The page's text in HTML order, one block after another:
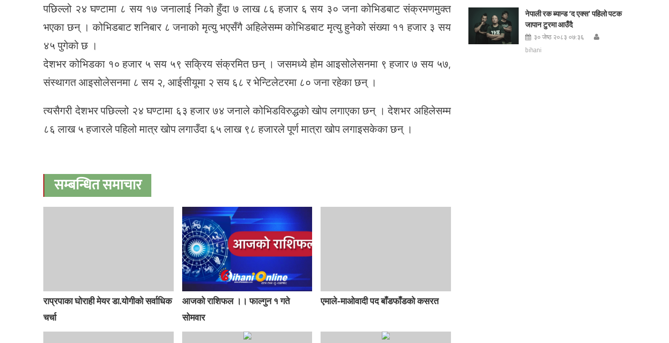
पछिल्लो २४ घण्टामा ८ सय १७ जनालाई निको हुँदा ७ लाख ८६ हजार ६ सय ३० जना कोभिडबाट संक्रमणमुक्त
भएका छन् । कोभिडबाट शनिबार ८ जनाको मृत्यु भएसँगै अहिलेसम्म कोभिडबाट मृत्यु हुनेको संख्या ११ हजार ३ सय
४५ पुगेको छ ।
देशभर कोभिडका १० हजार ५ सय ५९ सक्रिय संक्रमित छन् । जसमध्ये होम आइसोलेसनमा ९ हजार ७ सय ५७,
संस्थागत आइसोलेसनमा ८ सय २, आईसीयूमा २ सय ६८ र भेन्टिलेटरमा ८० जना रहेका छन् ।
त्यसैगरी देशभर पछिल्लो २४ घण्टामा ६३ हजार ७४ जनाले कोभिडविरुद्धको खोप लगाएका छन् । देशभर अहिलेसम्म
८६ लाख ५ हजारले पहिलो मात्र खोप लगाउँदा ६५ लाख ९८ हजारले पूर्ण मात्रा खोप लगाइसकेका छन् ।
सम्बन्धित समाचार
राप्रपाका घोराही मेयर डा.योगीको सर्वाधिक
चर्चा
आजको राशिफल ।। फाल्गुन १ गते
सोमवार
एमाले-माओवादी पद बाँडफाँडको कसरत
नेपाली रक ब्यान्ड ‘द एक्स’ पहिलो पटक
जापान टुरमा आउँदै
३० जेष्ठ २०८३ ०७:३६
bihani